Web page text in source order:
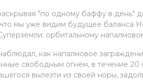
"по одному баффу в день"
мы уже видим будущее баланса
орбитальному
как напалмовое
свободным огнем, в течение 20
вылезти из своей норы,